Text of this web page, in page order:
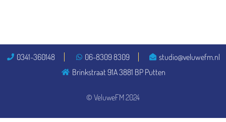
© VeluweFM 2024
0341-360148 06-8309 8309
studio@veluwefm.nl
Brinkstraat 91A 3881 BP Putten